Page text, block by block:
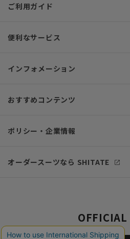
ご利用ガイド
便利なサービス
インフォメーション
おすすめコンテンツ
ポリシー・企業情報
オーダースーツなら SHITATE
OFFICIAL